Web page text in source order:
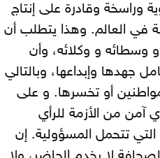
وقادرة على إنتاج
في العالم. وهذا يتطلب أن
وسطائه و وكلائه، وأن
وإبداعها، وبالتالي
أو تخسرها. و على
آمن من الأزمة للرأي
تتحمل المسؤولية. إن